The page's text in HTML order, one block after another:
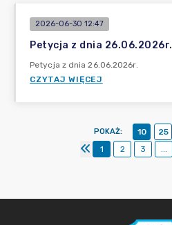
2026-06-30 12:47
Petycja z dnia 26.06.2026r.
Petycja z dnia 26.06.2026r.
CZYTAJ WIĘCEJ
POKAŻ: 10 25
1
2 3 ...